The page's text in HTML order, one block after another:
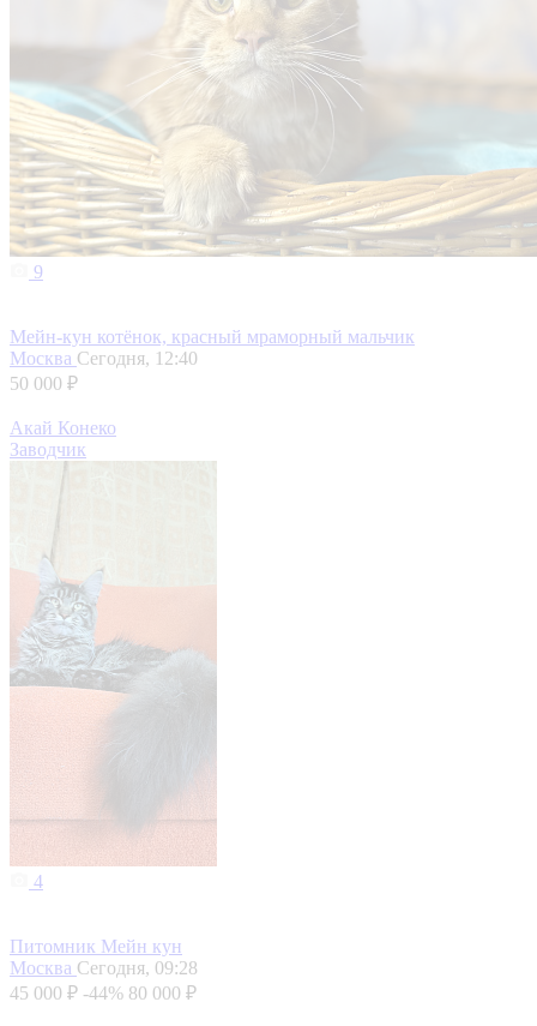
9
Мейн-кун котёнок, красный мраморный мальчик
Москва Сегодня, 12:40
50 000 ₽
Акай Конеко
Заводчик
4
Питомник Мейн кун
Москва Сегодня, 09:28
45 000 ₽ -44% 80 000 ₽